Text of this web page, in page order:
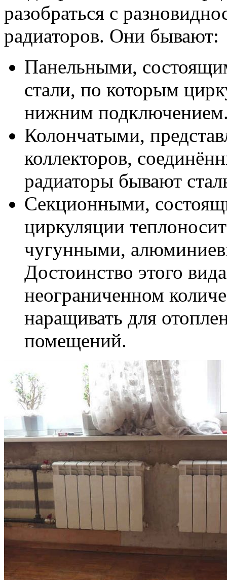
разобраться с
радиаторов. Они бывают:
Панельными,
стали, по которым
нижним
Колончатыми,
коллекторов,
радиаторы бывают
Секционными,
циркуляции
чугунными,
Достоинство этого
неограниченном
наращивать для
помещений.